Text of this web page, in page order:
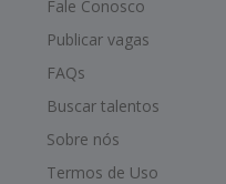
Fale Conosco
Publicar vagas
FAQs
Buscar talentos
Sobre nós
Termos de Uso